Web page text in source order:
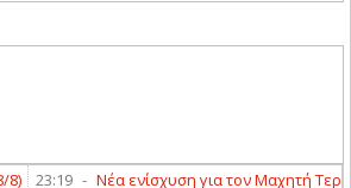
23:19 -
Νέα ενίσχυση για τον Μαχητή